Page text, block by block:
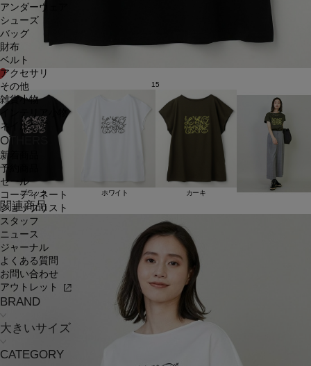
アンダーウェア
シューズ
バッグ
財布
ベルト
アクセサリ
その他
雑貨小物
インテリア小物
ネイルケア
OTHERS
新着商品
予約商品
セール
コーディネート
ショップリスト
スタッフ
ニュース
ジャーナル
よくある質問
お問い合わせ
アウトレット
BRAND
大きいサイズ
CATEGORY
15
ブラック ホワイト カーキ
関連商品